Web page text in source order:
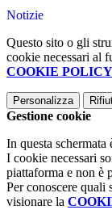
Notizie
Questo sito o gli
cookie necessari al
COOKIE POLICY
Personalizza
Gestione cookie
In questa
I cookie necessari
piattaforma e non è
Per conoscere quali
visionare la